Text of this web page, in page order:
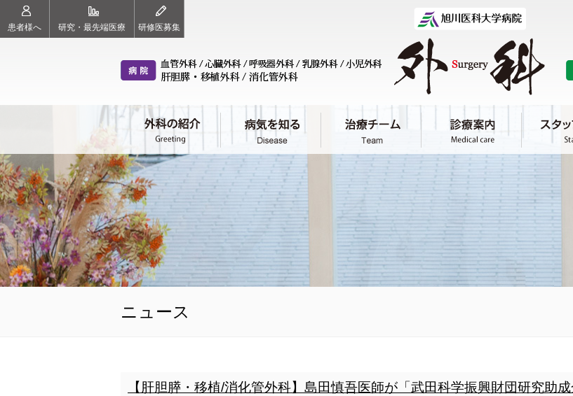
患者様へ 研究・最先端医療 研修医募集
外科の紹介（ごあいさつ）
教授 東 信良 教授 紙谷 寛之 教授 横尾 英樹
（教室の歴史）
血管・呼吸・腫瘍
病態外科学分野
心臓大血管外科学
分野
肝
病気を知る
治療チーム（各科のご案内）
血管外科 心臓外科 呼吸器外科 乳腺外科 小児外科 肝
診療案内
診療科目 初診の方へ 再診の手続き 予約について 入院につ
スタッフ紹介
血管外科 心臓外科 呼吸器外科 乳腺外科 小児外科 肝
研究
基礎研究 / 臨床研究 / 研究業績 論文
最先端医療
血管外科/心臓外科 乳腺外科
肝胆膵・移植外科/
消化管外科
ニュース
【肝胆膵・移植/消化管外科】島田慎吾医師が「武田科学振興財団研究助成